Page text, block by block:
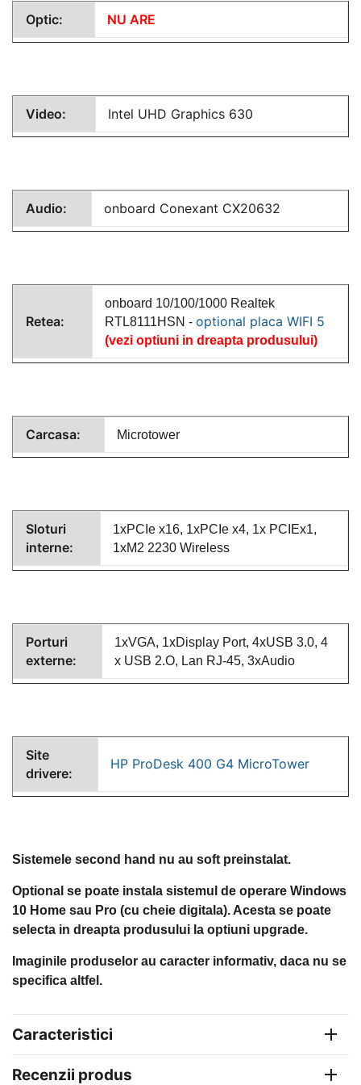
Optic: NU ARE
Video: Intel UHD Graphics 630
Audio: onboard Conexant CX20632
Retea:
onboard 10/100/1000 Realtek
RTL8111HSN - optional placa WIFI 5
(vezi optiuni in dreapta produsului)
Carcasa: Microtower
Sloturi
interne:
1xPCIe x16, 1xPCIe x4, 1x PCIEx1,
1xM2 2230 Wireless
Porturi
externe:
1xVGA, 1xDisplay Port, 4xUSB 3.0, 4
x USB 2.O, Lan RJ-45, 3xAudio
Site
drivere:
HP ProDesk 400 G4 MicroTower
Sistemele second hand nu au soft preinstalat.
Optional se poate instala sistemul de operare Windows
10 Home sau Pro (cu cheie digitala). Acesta se poate
selecta in dreapta produsului la optiuni upgrade.
Imaginile produselor au caracter informativ, daca nu se
specifica altfel.
Caracteristici
Recenzii produs